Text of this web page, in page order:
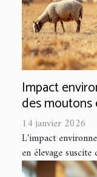
Impact
des moutons
14 janvier 2026
L'impact
en élevage suscite